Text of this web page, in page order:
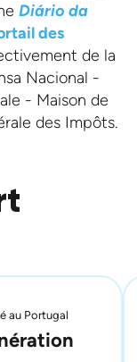
Diário da
des
de la
Nacional -
- Maison de
des Impôts.
au Portugal